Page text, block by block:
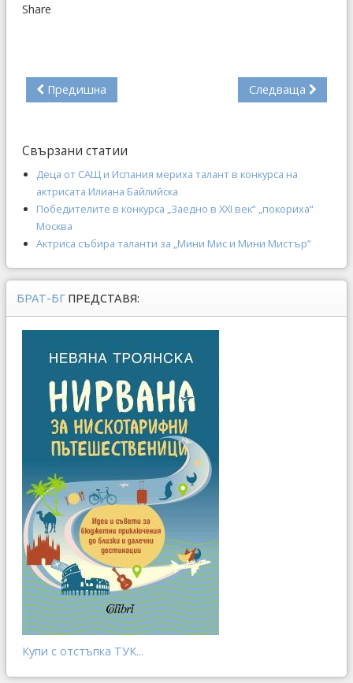
Share
Предишна Следваща
Свързани статии
Деца от САЩ и Испания мериха талант в конкурса на
актрисата Илиана Байлийска
Победителите в конкурса „Заедно в XXI век“ „покориха“
Москва
Актриса събира таланти за „Мини Мис и Мини Мистър”
БРАТ-БГ ПРЕДСТАВЯ:
Купи с отстъпка ТУК...